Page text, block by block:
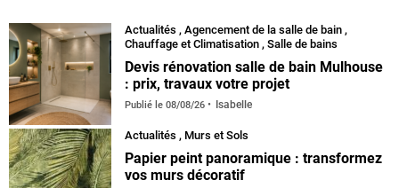
Actualités , Agencement de la salle de bain ,
Chauffage et Climatisation , Salle de bains
Devis rénovation salle de bain Mulhouse
: prix, travaux votre projet
Publié le 08/08/26 Isabelle
Actualités , Murs et Sols
Papier peint panoramique : transformez
vos murs décoratif